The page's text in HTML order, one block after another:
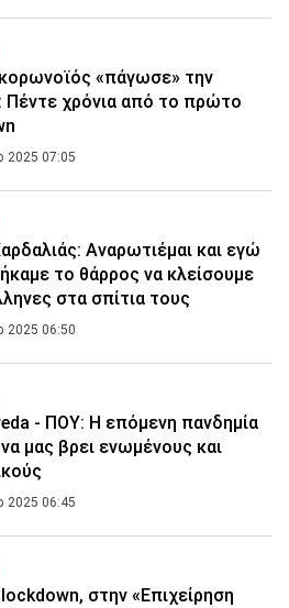
«πάγωσε» την
Πέντε χρόνια από το πρώτο
2025 07:05
Αναρωτιέμαι και εγώ
το θάρρος να κλείσουμε
στα σπίτια τους
2025 06:50
- ΠΟΥ: Η επόμενη πανδημία
μας βρει ενωμένους και
2025 06:45
στην «Επιχείρηση